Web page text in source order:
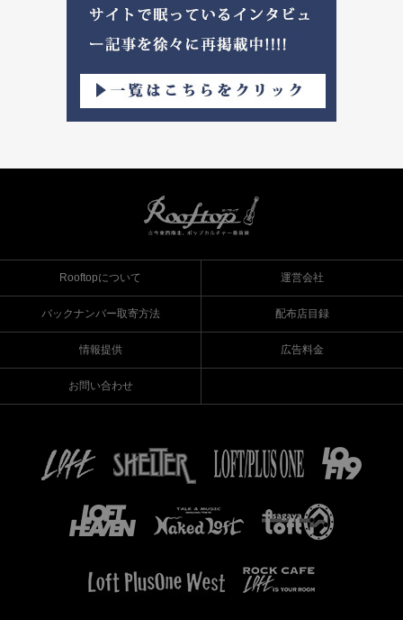
Rooftopについて 運営会社
バックナンバー取寄方法 配布店目録
情報提供 広告料金
お問い合わせ